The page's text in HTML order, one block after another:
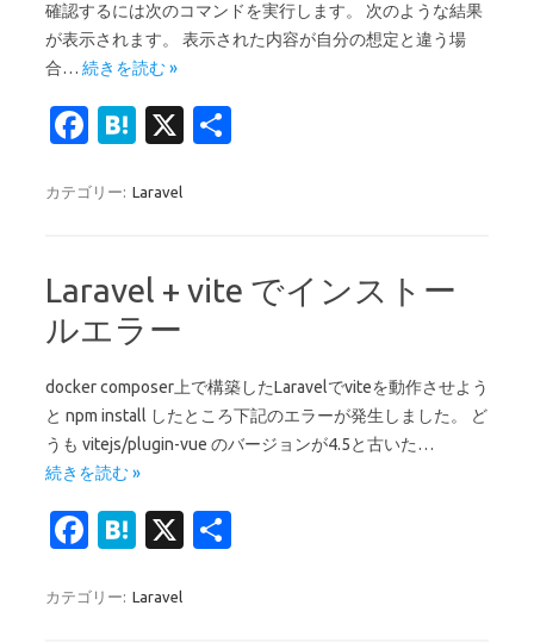
確認するには次のコマンドを実行します。 次のような結果
が表示されます。 表示された内容が自分の想定と違う場
合… 続きを読む »
Fa
e
o
o
k
H
e
a
X
カテゴリー: Laravel
Laravel + vite でインストー
ルエラー
docker composer上で構築したLaravelでviteを動作させよう
と npm install したところ下記のエラーが発生しました。 ど
うも vitejs/plugin-vue のバージョンが4.5と古いた…
続きを読む »
Fa
e
H
e
X
カテゴリー: Laravel